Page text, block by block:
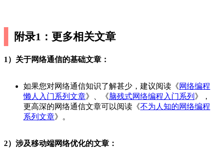
附录1：更多相关文章
1）关于网络通信的基础文章：
如果您对网络通信知识了解甚少，建议阅读《网络编程
懒人入门系列文章》、《脑残式网络编程入门系列 》，
更高深的网络通信文章可以阅读《不为人知的网络编程
系列文章》。
2）涉及移动端网络优化的文章：